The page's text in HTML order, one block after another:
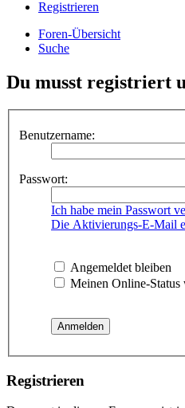
Registrieren
Foren-Übersicht
Suche
Du musst registriert
Benutzername:
Passwort:
Ich habe mein Passwort
Die Aktivierungs-E-Mail
Angemeldet bleiben
Meinen Online-Status
Registrieren